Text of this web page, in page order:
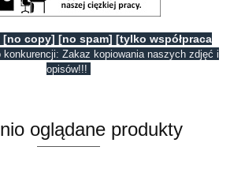
[no copy] [no spam] [tylko współpraca
konkurencji: Zakaz kopiowania naszych zdjęć i
opisów!!!
oglądane produkty